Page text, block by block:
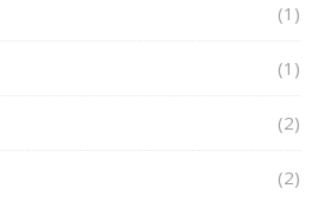
(1)
(1)
(2)
(2)